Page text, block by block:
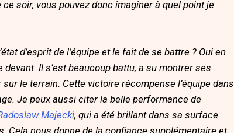
soir, vous pouvez donc imaginer à quel point je
d’esprit de l’équipe et le fait de se battre ? Oui en
Il s’est beaucoup battu, a su montrer ses
le terrain. Cette victoire récompense l’équipe dans
Je peux aussi citer la belle performance de
Majecki, qui a été brillant dans sa surface.
Cela nous donne de la confiance supplémentaire et